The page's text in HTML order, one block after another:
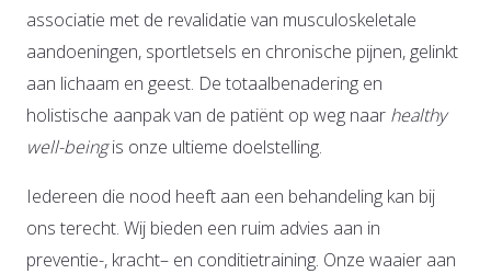
associatie met de revalidatie van musculoskeletale
aandoeningen, sportletsels en chronische pijnen, gelinkt
aan lichaam en geest. De totaalbenadering en
holistische aanpak van de patiënt op weg naar healthy
well-beingis onze ultieme doelstelling.
Iedereen die nood heeft aan een behandeling kan bij
ons terecht. Wij bieden een ruim advies aan in
preventie-, kracht– en conditietraining. Onze waaier aan